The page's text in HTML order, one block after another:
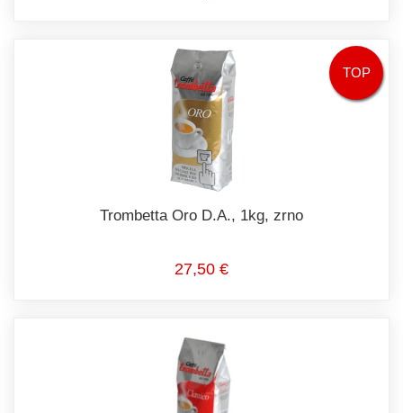
TOP
Trombetta Oro D.A., 1kg, zrno
27,50 €